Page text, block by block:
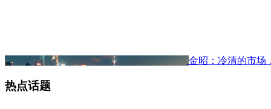
金昭：冷清的市场
热点话题